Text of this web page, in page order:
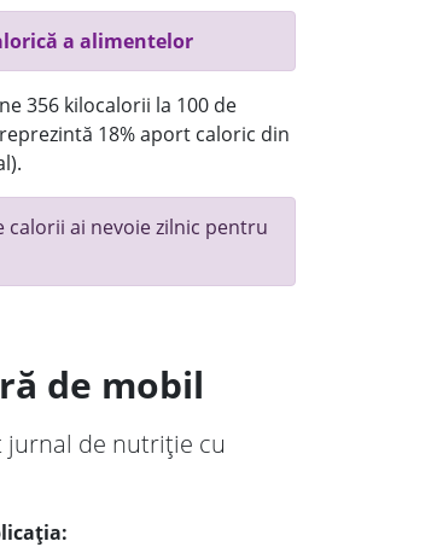
a alimentelor
356 kilocalorii la 100 de
18% aport caloric din
calorii ai nevoie zilnic pentru
de mobil
jurnal de nutriție cu